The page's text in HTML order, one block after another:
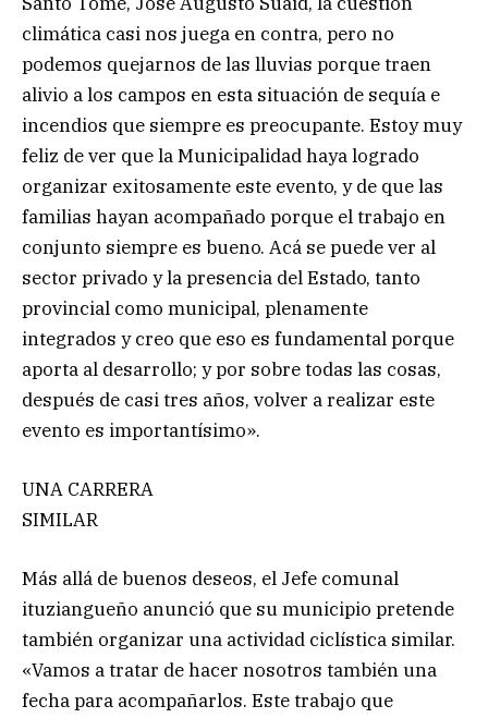
climática casi nos juega en contra, pero no
podemos quejarnos de las lluvias porque traen
alivio a los campos en esta situación de sequía e
incendios que siempre es preocupante. Estoy muy
feliz de ver que la Municipalidad haya logrado
organizar exitosamente este evento, y de que las
familias hayan acompañado porque el trabajo en
conjunto siempre es bueno. Acá se puede ver al
sector privado y la presencia del Estado, tanto
provincial como municipal, plenamente
integrados y creo que eso es fundamental porque
aporta al desarrollo; y por sobre todas las cosas,
después de casi tres años, volver a realizar este
evento es importantísimo».
UNA CARRERA
SIMILAR
Más allá de buenos deseos, el Jefe comunal
ituziangueño anunció que su municipio pretende
también organizar una actividad ciclística similar.
«Vamos a tratar de hacer nosotros también una
fecha para acompañarlos. Este trabajo que